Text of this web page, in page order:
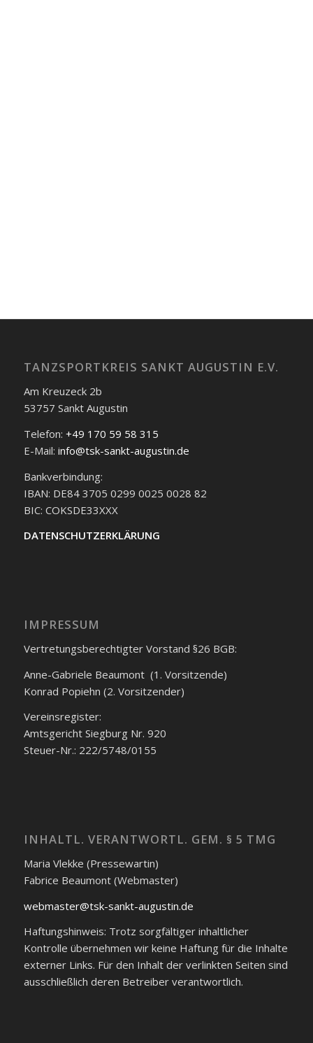
HGR B Lat
TANZSPORTKREIS SANKT AUGUSTIN E.V.
Am Kreuzeck 2b
53757 Sankt Augustin
Telefon: +49 170 59 58 315
E-Mail: info@tsk-sankt-augustin.de
Bankverbindung:
IBAN: DE84 3705 0299 0025 0028 82
BIC: COKSDE33XXX
DATENSCHUTZERKLÄRUNG
IMPRESSUM
Vertretungsberechtigter Vorstand §26 BGB:
Anne-Gabriele Beaumont (1. Vorsitzende)
Konrad Popiehn (2. Vorsitzender)
Vereinsregister:
Amtsgericht Siegburg Nr. 920
Steuer-Nr.: 222/5748/0155
INHALTL. VERANTWORTL. GEM. § 5 TMG
Maria Vlekke (Pressewartin)
Fabrice Beaumont (Webmaster)
webmaster@tsk-sankt-augustin.de
Haftungshinweis: Trotz sorgfältiger inhaltlicher
Kontrolle übernehmen wir keine Haftung für die Inhalte
externer Links. Für den Inhalt der verlinkten Seiten sind
ausschließlich deren Betreiber verantwortlich.